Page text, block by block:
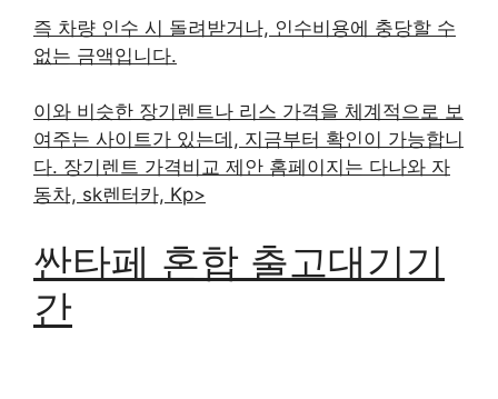
즉 차량 인수 시 돌려받거나, 인수비용에 충당할 수
없는 금액입니다.
이와 비슷한 장기렌트나 리스 가격을 체계적으로 보
여주는 사이트가 있는데, 지금부터 확인이 가능합니
다. 장기렌트 가격비교 제안 홈페이지는 다나와 자
동차, sk렌터카, Kp>
싼타페 혼합 출고대기기
간